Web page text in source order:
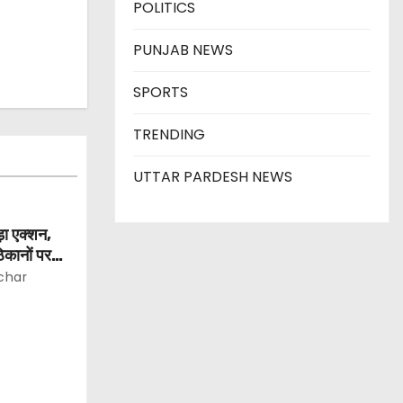
एक्शन,
पर
POLITICS
PUNJAB NEWS
SPORTS
TRENDING
UTTAR PARDESH NEWS